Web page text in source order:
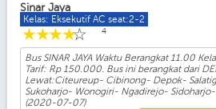
Sinar Jaya
Kelas: Eksekutif AC seat:2-2
☆
☆
☆
☆
☆ 4
Bus SINAR JAYA Waktu Berangkat 11.00
Tarif: Rp 150.000. Bus ini berangkat dari
Lewat:Citeureup- Cibinong- Depok-
Sukoharjo- Wonogiri- Ngadirejo-
(2020-07-07)